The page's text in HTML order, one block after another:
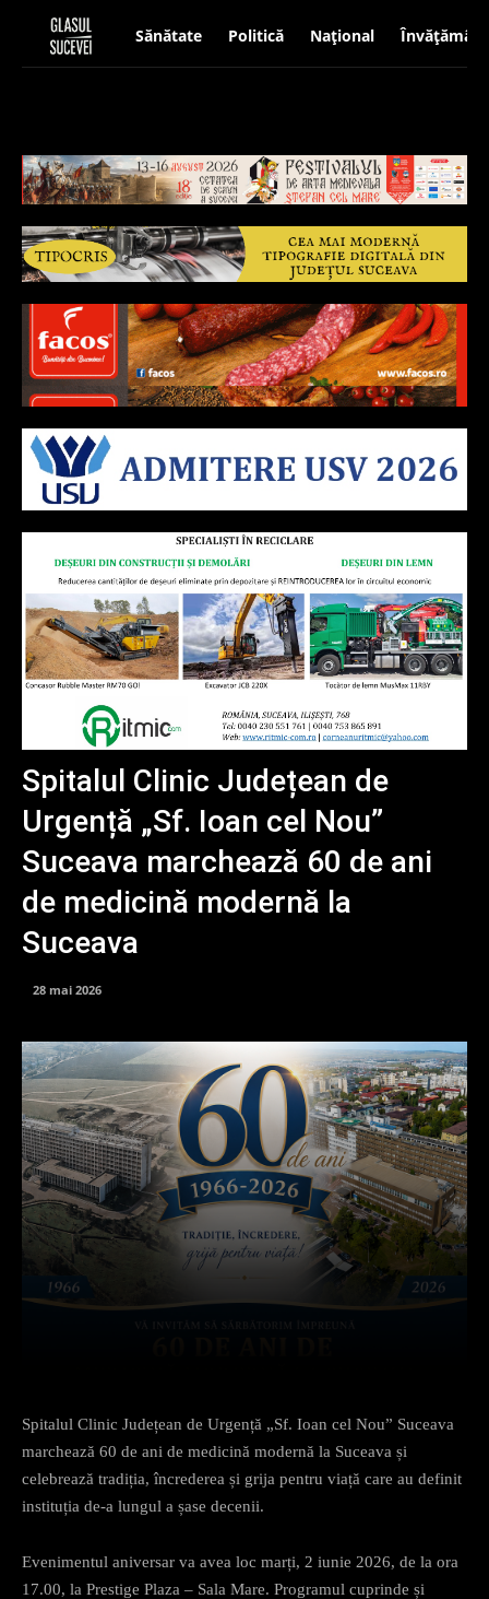
Sănătate Politică Național Învățământ
Spitalul Clinic Județean de
Urgență „Sf. Ioan cel Nou”
Suceava marchează 60 de ani
de medicină modernă la
Suceava
28 mai 2026
Spitalul Clinic Județean de Urgență „Sf. Ioan cel Nou” Suceava
marchează 60 de ani de medicină modernă la Suceava și
celebrează tradiția, încrederea și grija pentru viață care au definit
instituția de-a lungul a șase decenii.
Evenimentul aniversar va avea loc marți, 2 iunie 2026, de la ora
17.00, la Prestige Plaza – Sala Mare. Programul cuprinde și